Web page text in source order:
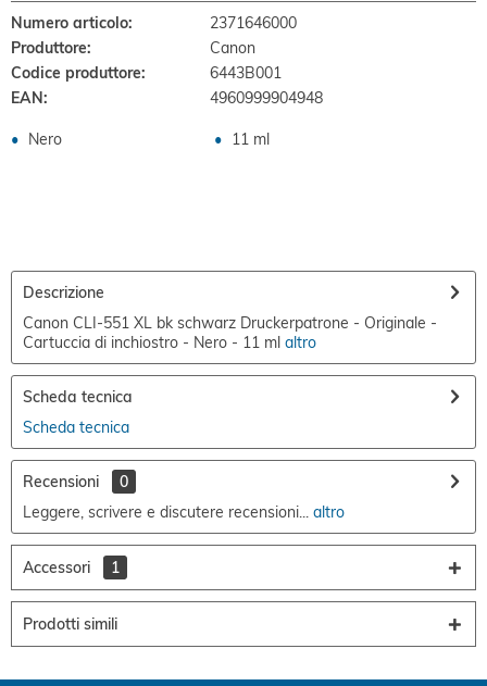
Numero articolo:
2371646000
Produttore:
Canon
Codice produttore:
6443B001
EAN:
4960999904948
Nero 11 ml
Descrizione
Canon CLI-551 XL bk schwarz Druckerpatrone - Originale -
Cartuccia di inchiostro - Nero - 11 ml altro
Scheda tecnica
Scheda tecnica
Recensioni
0
Leggere, scrivere e discutere recensioni... altro
Accessori 1
Prodotti simili